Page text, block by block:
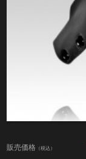
販売価格 （税込）